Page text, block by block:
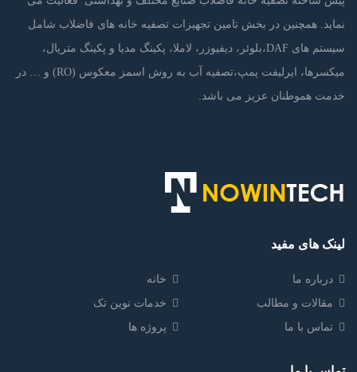
نماید. همچنین در بخش تامین تجهیزات تصفیه خانه های فاضلاب شامل
سیستم های DAF،بلوئر، دیفیوزر، لاملا، پکینگ مدیا و پکینگ متریال،
میکسرها، ایرلیفت پمپ،تصفیه آب به روش اسمز معکوس (RO) و … در
خدمت هموطنان عزیز می باشد.
لینک های مفید
خانه
درباره ما
خدمات نوین تک
مقالات و مطالب
پروژه ها
تماس با ما